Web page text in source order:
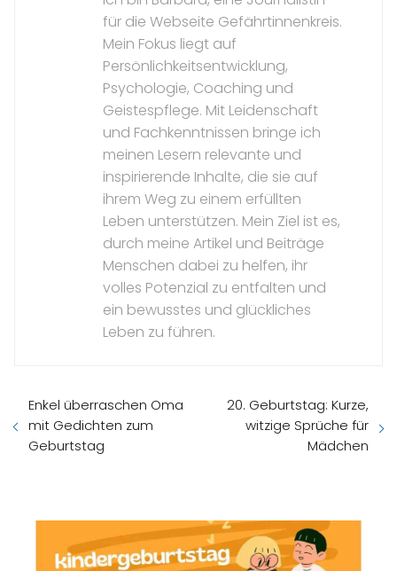
für die Webseite Gefährtinnenkreis.
Mein Fokus liegt auf
Persönlichkeitsentwicklung,
Psychologie, Coaching und
Geistespflege. Mit Leidenschaft
und Fachkenntnissen bringe ich
meinen Lesern relevante und
inspirierende Inhalte, die sie auf
ihrem Weg zu einem erfüllten
Leben unterstützen. Mein Ziel ist es,
durch meine Artikel und Beiträge
Menschen dabei zu helfen, ihr
volles Potenzial zu entfalten und
ein bewusstes und glückliches
Leben zu führen.
Enkel überraschen Oma
mit Gedichten zum
Geburtstag
20. Geburtstag: Kurze,
witzige Sprüche für
Mädchen